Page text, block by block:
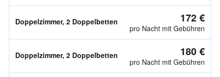
Doppelzimmer, 2 Doppelbetten 172 €
pro Nacht mit Gebühren
Doppelzimmer, 2 Doppelbetten 180 €
pro Nacht mit Gebühren